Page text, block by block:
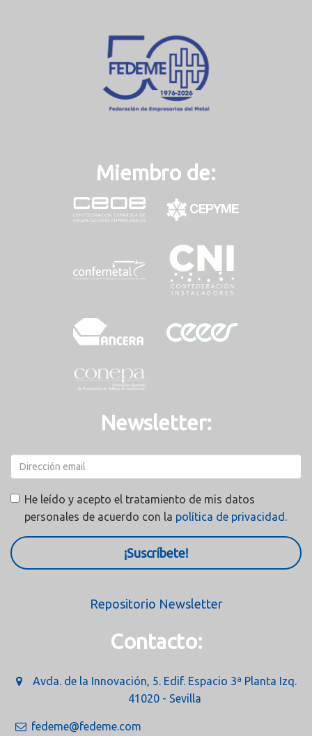
Miembro de:
Newsletter:
He leído y acepto el tratamiento de mis datos
personales de acuerdo con la política de privacidad.
¡Suscríbete!
Repositorio Newsletter
Contacto:
Avda. de la Innovación, 5. Edif. Espacio 3ª Planta Izq.
41020 - Sevilla
fedeme@fedeme.com